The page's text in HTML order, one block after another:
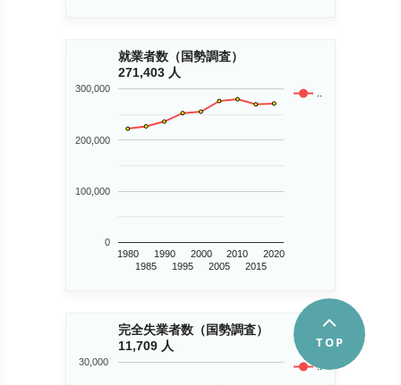
就業者数（国勢調査）
271,403 人
..
1980
1985
1990
1995
2000
2005
2010
2015
2020
0
100,000
200,000
300,000
完全失業者数（国勢調査）
11,709 人
..
30,000